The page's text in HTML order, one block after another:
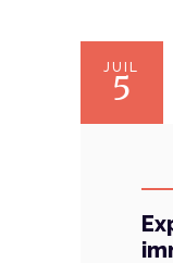
JUIL
5